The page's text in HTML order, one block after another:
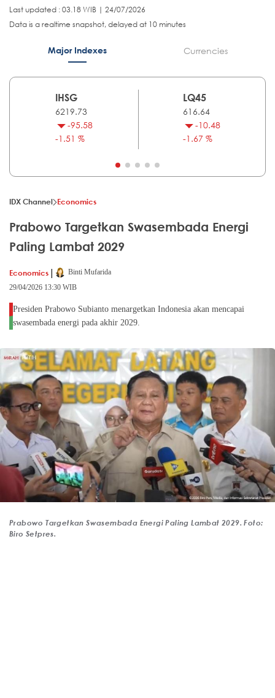
Last updated : 03.18 WIB | 24/07/2026
Data is a realtime snapshot, delayed at 10 minutes
Major Indexes Currencies
IHSG
6219.73
-95.58
-1.51 %
LQ45
616.64
-10.48
-1.67 %
IDX Channel Economics
Prabowo Targetkan Swasembada Energi
Paling Lambat 2029
Economics |
Binti Mufarida
29/04/2026 13:30 WIB
Presiden Prabowo Subianto menargetkan Indonesia akan mencapai
swasembada energi pada akhir 2029.
Prabowo Targetkan Swasembada Energi Paling Lambat 2029. Foto:
Biro Setpres.